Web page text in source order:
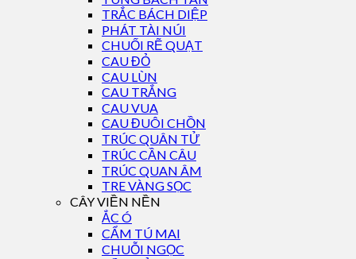
TRẮC BÁCH DIỆP
PHÁT TÀI NÚI
CHUỐI RẼ QUẠT
CAU ĐỎ
CAU LÙN
CAU TRẮNG
CAU VUA
CAU ĐUÔI CHỒN
TRÚC QUÂN TỬ
TRÚC CẦN CÂU
TRÚC QUAN ÂM
TRE VÀNG SỌC
CÂY VIỀN NỀN
ẮC Ó
CẨM TÚ MAI
CHUỖI NGỌC